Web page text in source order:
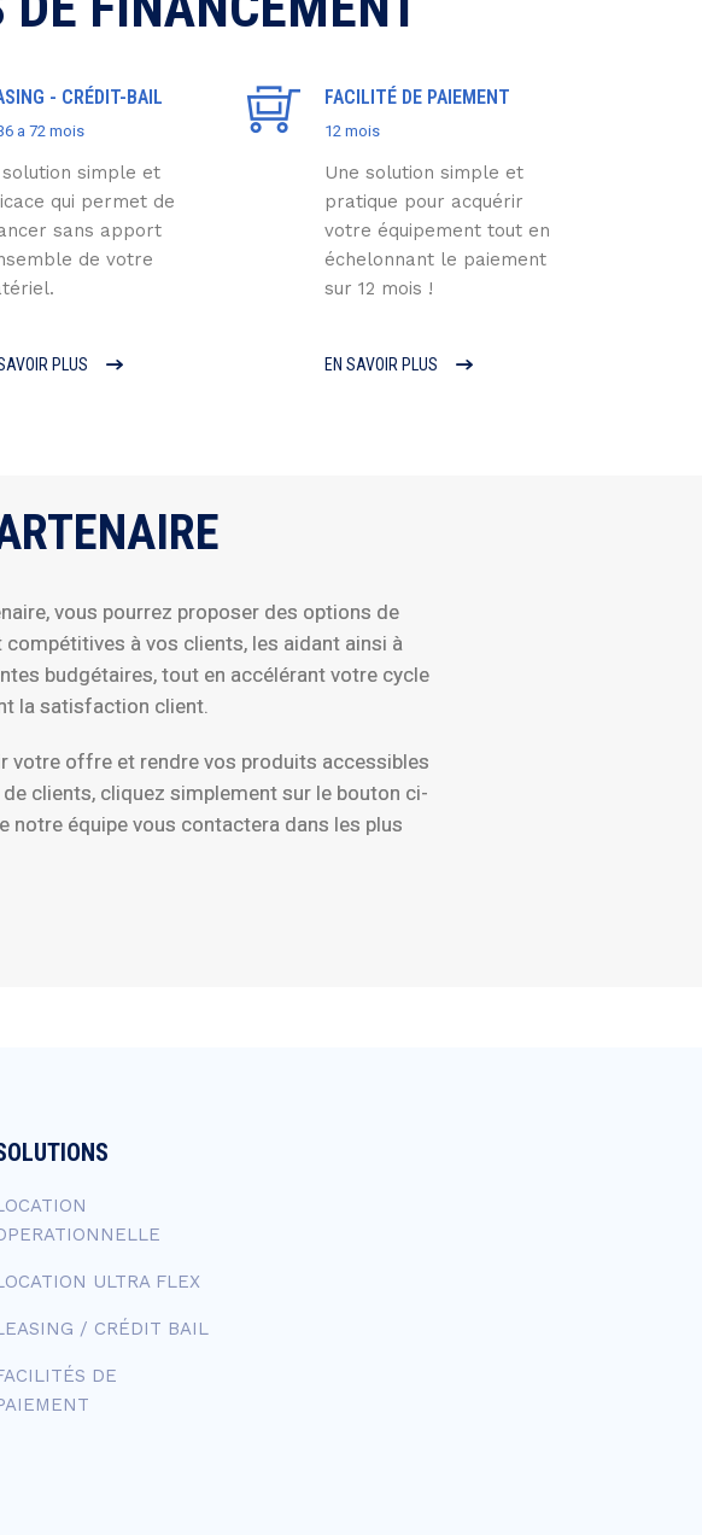
- CRÉDIT-BAIL
a 72 mois
solution simple et
qui permet de
sans apport
de votre
PLUS
FACILITÉ DE PAIEMENT
12 mois
Une solution simple et
pratique pour acquérir
votre équipement tout en
échelonnant le paiement
sur 12 mois !
EN SAVOIR PLUS
vous pourrez proposer des options de
à vos clients, les aidant ainsi à
budgétaires, tout en accélérant votre cycle
la satisfaction client.
votre offre et rendre vos produits accessibles
clients, cliquez simplement sur le bouton ci-
notre équipe vous contactera dans les plus
ULTRA FLEX
/ CRÉDIT BAIL
DE